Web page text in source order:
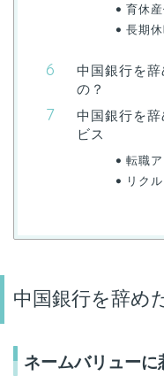
育休
長期
中国銀行を
の？
中国銀行を
ビス
転職
リク
中国銀行を辞め
ネームバリューに